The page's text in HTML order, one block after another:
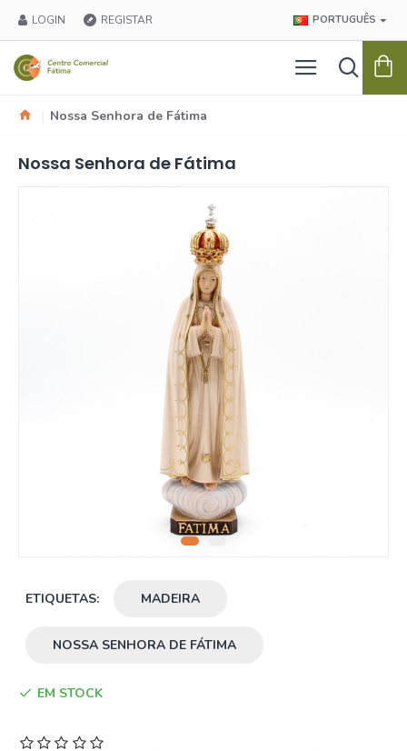
LOGIN REGISTAR PORTUGUÊS
Nossa Senhora de Fátima
Nossa Senhora de Fátima
ETIQUETAS: MADEIRA
NOSSA SENHORA DE FÁTIMA
EM STOCK